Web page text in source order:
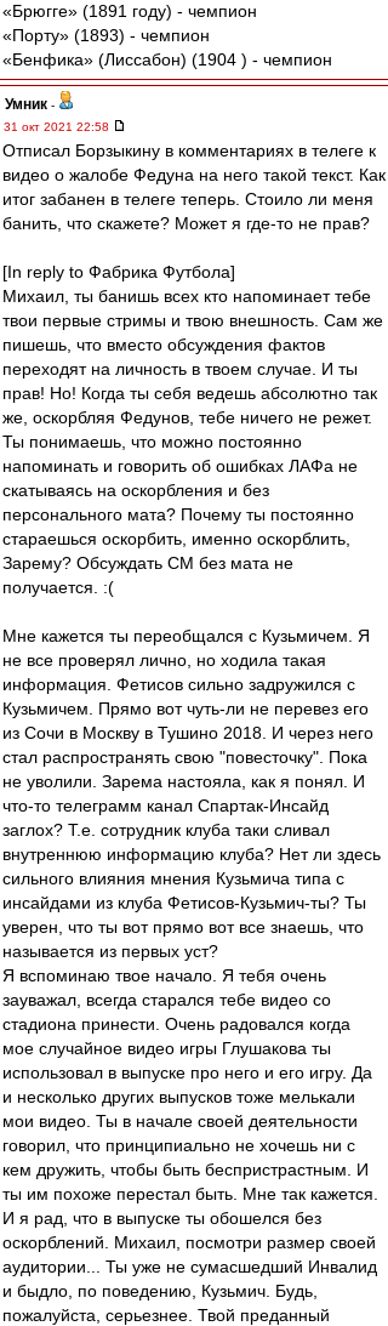
«Брюгге» (1891 году) - чемпион
«Порту» (1893) - чемпион
«Бенфика» (Лиссабон) (1904 ) - чемпион
Умник -
31 окт 2021 22:58
Отписал Борзыкину в комментариях в телеге к
видео о жалобе Федуна на него такой текст. Как
итог забанен в телеге теперь. Стоило ли меня
банить, что скажете? Может я где-то не прав?
[In reply to Фабрика Футбола]
Михаил, ты банишь всех кто напоминает тебе
твои первые стримы и твою внешность. Сам же
пишешь, что вместо обсуждения фактов
переходят на личность в твоем случае. И ты
прав! Но! Когда ты себя ведешь абсолютно так
же, оскорбляя Федунов, тебе ничего не режет.
Ты понимаешь, что можно постоянно
напоминать и говорить об ошибках ЛАФа не
скатываясь на оскорбления и без
персонального мата? Почему ты постоянно
стараешься оскорбить, именно оскорблить,
Зарему? Обсуждать СМ без мата не
получается. :(
Мне кажется ты переобщался с Кузьмичем. Я
не все проверял лично, но ходила такая
информация. Фетисов сильно задружился с
Кузьмичем. Прямо вот чуть-ли не перевез его
из Сочи в Москву в Тушино 2018. И через него
стал распространять свою "повесточку". Пока
не уволили. Зарема настояла, как я понял. И
что-то телеграмм канал Спартак-Инсайд
заглох? Т.е. сотрудник клуба таки сливал
внутреннюю информацию клуба? Нет ли здесь
сильного влияния мнения Кузьмича типа с
инсайдами из клуба Фетисов-Кузьмич-ты? Ты
уверен, что ты вот прямо вот все знаешь, что
называется из первых уст?
Я вспоминаю твое начало. Я тебя очень
зауважал, всегда старался тебе видео со
стадиона принести. Очень радовался когда
мое случайное видео игры Глушакова ты
использовал в выпуске про него и его игру. Да
и несколько других выпусков тоже мелькали
мои видео. Ты в начале своей деятельности
говорил, что принципиально не хочешь ни с
кем дружить, чтобы быть беспристрастным. И
ты им похоже перестал быть. Мне так кажется.
И я рад, что в выпуске ты обошелся без
оскорблений. Михаил, посмотри размер своей
аудитории... Ты уже не сумасшедший Инвалид
и быдло, по поведению, Кузьмич. Будь,
пожалуйста, серьезнее. Твой преданный